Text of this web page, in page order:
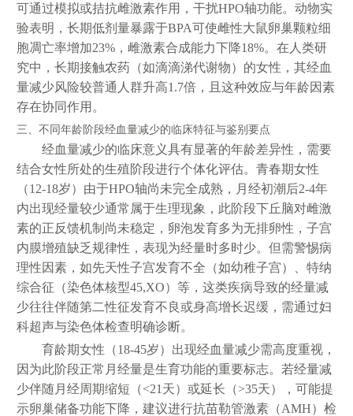
可通过模拟或拮抗雌激素作用，干扰HPO轴功能。动物实
验表明，长期低剂量暴露于BPA可使雌性大鼠卵巢颗粒细
胞凋亡率增加23%，雌激素合成能力下降18%。在人类研
究中，长期接触农药（如滴滴涕代谢物）的女性，其经血
量减少风险较普通人群升高1.7倍，且这种效应与年龄因素
存在协同作用。
三、不同年龄阶段经血量减少的临床特征与鉴别要点
经血量减少的临床意义具有显著的年龄差异性，需要
结合女性所处的生殖阶段进行个体化评估。青春期女性
（12-18岁）由于HPO轴尚未完全成熟，月经初潮后2-4年
内出现经量较少通常属于生理现象，此阶段下丘脑对雌激
素的正反馈机制尚未稳定，卵泡发育多为无排卵性，子宫
内膜增殖缺乏规律性，表现为经量时多时少。但需警惕病
理性因素，如先天性子宫发育不全（如幼稚子宫）、特纳
综合征（染色体核型45,XO）等，这类疾病导致的经量减
少往往伴随第二性征发育不良或身高增长迟缓，需通过妇
科超声与染色体检查明确诊断。
育龄期女性（18-45岁）出现经血量减少需高度重视，
因为此阶段正常月经量是生育功能的重要标志。若经量减
少伴随月经周期缩短（<21天）或延长（>35天），可能提
示卵巢储备功能下降，建议进行抗苗勒管激素（AMH）检